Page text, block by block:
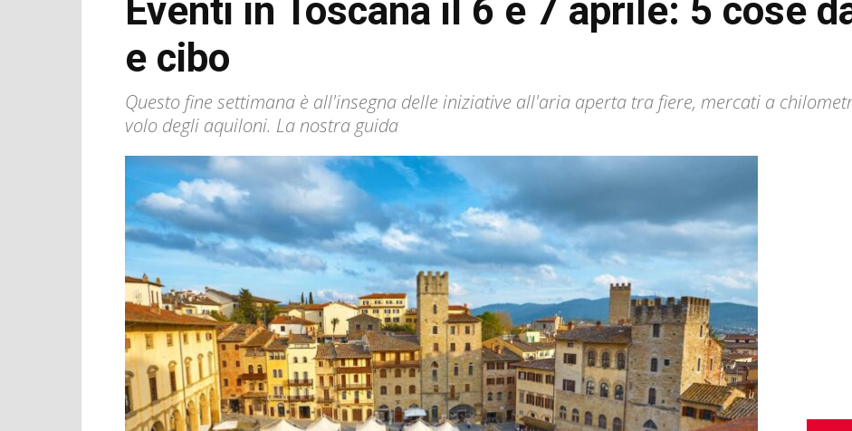
Eventi in Toscana il 6 e 7 aprile: 5 cose
e cibo
Questo fine settimana è all'insegna delle iniziative all'aria aperta tra fiere, mercati a
volo degli aquiloni. La nostra guida